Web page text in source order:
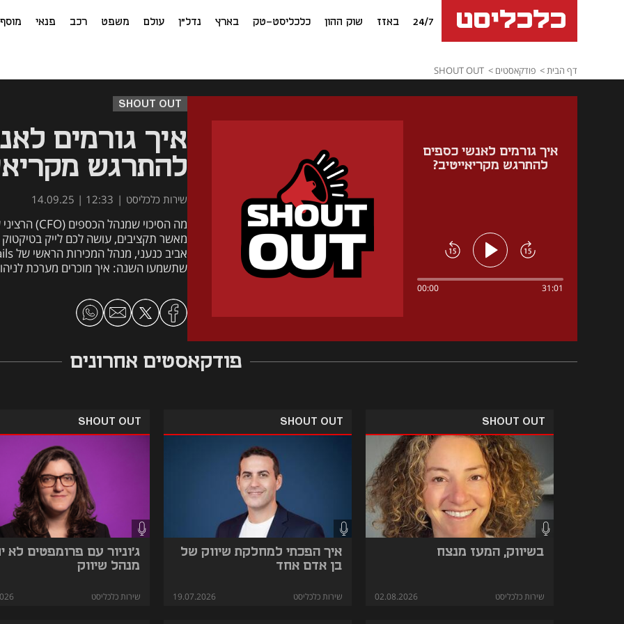
24/7 באזז שוק ההון כלכליסט-טק בארץ נדל"ן עולם משפט רכב פנאי מוסף
דף הבית פודקאסטים SHOUT OUT
איך גורמים לאנשי כספים
להתרגש מקריאייטיב?
31:01
00:00
SHOUT OUT
איך גורמים
להתרגש
שירות כלכליסט |
12:33 | 14.09.25
אנרגיה צריך להשקיע כדי לגרום לאיש
פודקאסטים אחרונים
SHOUT OUT
בשיווק, המעז מנצח
שירות כלכליסט 02.08.2026
SHOUT OUT
איך הפכתי למחלקת שיווק של
בן אדם אחד
שירות כלכליסט 19.07.2026
SHOUT OUT
ג'וניור עם פרומפטים לא
מנהל שיווק
שירות כלכליסט